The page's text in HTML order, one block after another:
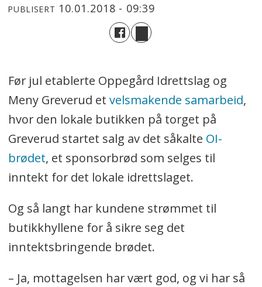
PUBLISERT 10.01.2018 - 09:39
Før jul etablerte Oppegård Idrettslag og
Meny Greverud et velsmakende samarbeid,
hvor den lokale butikken på torget på
Greverud startet salg av det såkalte OI-
brødet, et sponsorbrød som selges til
inntekt for det lokale idrettslaget.
Og så langt har kundene strømmet til
butikkhyllene for å sikre seg det
inntektsbringende brødet.
– Ja, mottagelsen har vært god, og vi har så